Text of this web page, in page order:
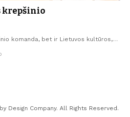
krepšinio
komanda, bet ir Lietuvos kultūros,…
Design Company. All Rights Reserved.